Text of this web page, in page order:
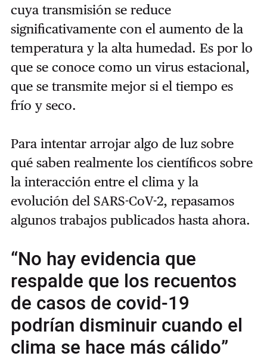
cuya transmisión se reduce
significativamente con el aumento de la
temperatura y la alta humedad. Es por lo
que se conoce como un virus estacional,
que se transmite mejor si el tiempo es
frío y seco.
Para intentar arrojar algo de luz sobre
qué saben realmente los científicos sobre
la interacción entre el clima y la
evolución del SARS-CoV-2, repasamos
algunos trabajos publicados hasta ahora.
“No hay evidencia que
respalde que los recuentos
de casos de covid-19
podrían disminuir cuando el
clima se hace más cálido”